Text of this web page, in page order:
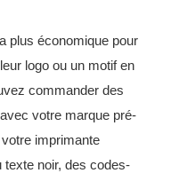
plus économique pour
logo ou un motif en
commander des
votre marque pré-
imprimante
texte noir, des codes-